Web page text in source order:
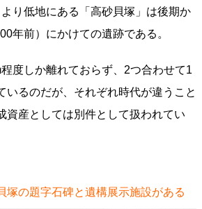
り低地にある「高砂貝塚」は後期か
年前）にかけての遺跡である。
度しか離れておらず、2つ合わせて1
いるのだが、それぞれ時代が違うこと
資産としては別件として扱われてい
塚の題字石碑と遺構展示施設がある